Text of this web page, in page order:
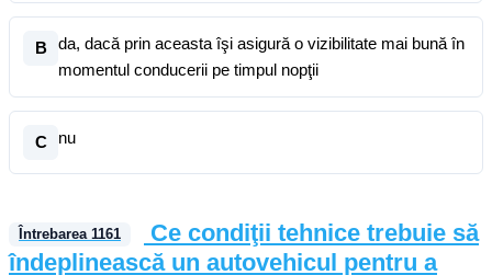
B
da, dacă prin aceasta îşi asigură o vizibilitate mai bună în
momentul conducerii pe timpul nopţii
C nu
Întrebarea 1161
Ce condiţii tehnice trebuie să
îndeplinească un autovehicul pentru a